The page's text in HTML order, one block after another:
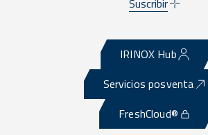
Suscribir
IRINOX Hub
Servicios posventa
FreshCloud®